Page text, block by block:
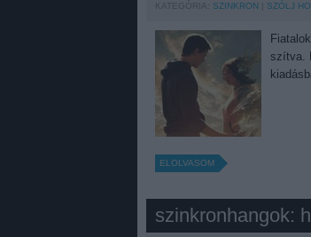
KATEGÓRIA: SZINKRON SZÓLJ
szítva.
ELOLVASOM
szinkronhangok: